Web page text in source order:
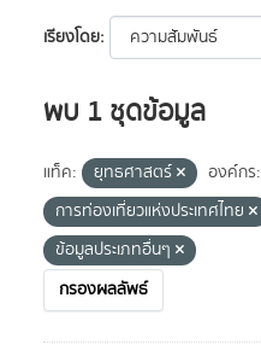
เรียงโดย
พบ 1 ชุดข้อมูล
แท็ค: ยุทธศาสตร์
องค์กร:
การท่องเที่ยวแห่งประเทศไทย
ข้อมูลประเภทอื่นๆ
กรองผลลัพธ์